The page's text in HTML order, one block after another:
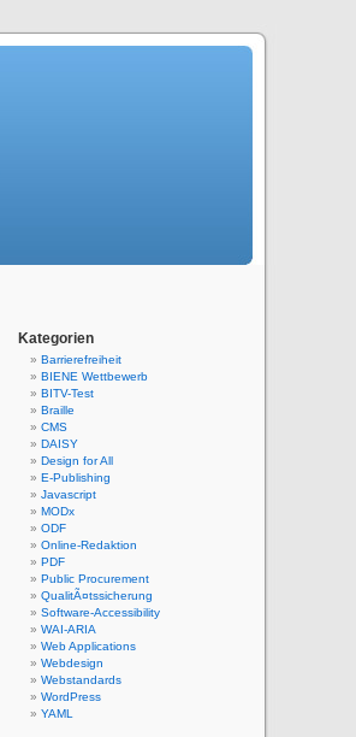
Kategorien
Barrierefreiheit
BIENE Wettbewerb
BITV-Test
Braille
CMS
DAISY
Design for All
E-Publishing
Javascript
MODx
ODF
Online-Redaktion
PDF
Public Procurement
QualitÃ¤tssicherung
Software-Accessibility
WAI-ARIA
Web Applications
Webdesign
Webstandards
WordPress
YAML